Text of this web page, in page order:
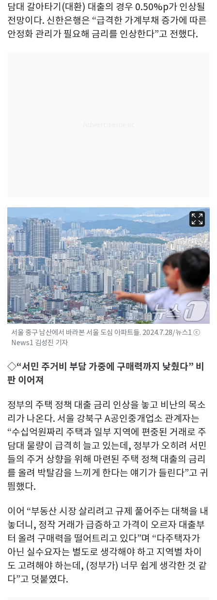
담대 갈아타기(대환) 대출의 경우 0.50%p가 인상될
전망이다. 신한은행은 “급격한 가계부채 증가에 따른
안정화 관리가 필요해 금리를 인상한다”고 전했다.
서울 중구 남산에서 바라본 서울 도심 아파트들. 2024.7.28/뉴스1 ⓒ
News1 김성진 기자
◇“서민 주거비 부담 가중에 구매력까지 낮췄다” 비
판 이어져
정부의 주택 정책 대출 금리 인상을 놓고 비난의 목소
리가 나온다. 서울 강북구 A공인중개업소 관계자는
“수십억원짜리 주택과 일부 지역에 편중된 거래로 주
담대 물량이 급격히 늘고 있는데, 정부가 오히려 서민
들의 주거 상향을 위해 마련된 주택 정책 대출의 금리
를 올려 박탈감을 느끼게 한다는 얘기가 들린다”고 귀
띔했다.
이어 “부동산 시장 살리려고 규제 풀어주는 대책을 내
놓더니, 정작 거래가 급증하고 가격이 오르자 대출부
터 올려 구매력을 떨어트리고 있다”며 “다주택자가
아닌 실수요자는 별도로 생각해야 하고 지역별 차이
도 고려해야 하는데, (정부가) 너무 쉽게 생각한 것 같
다”고 덧붙였다.